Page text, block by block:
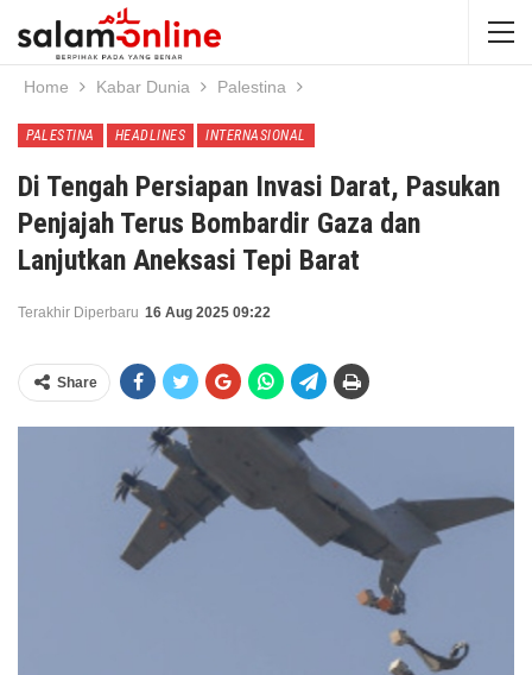
Home Kabar Dunia Palestina
PALESTINA HEADLINES INTERNASIONAL
Di Tengah Persiapan Invasi Darat, Pasukan
Penjajah Terus Bombardir Gaza dan
Lanjutkan Aneksasi Tepi Barat
Terakhir Diperbaru 16 Aug 2025 09:22
Share